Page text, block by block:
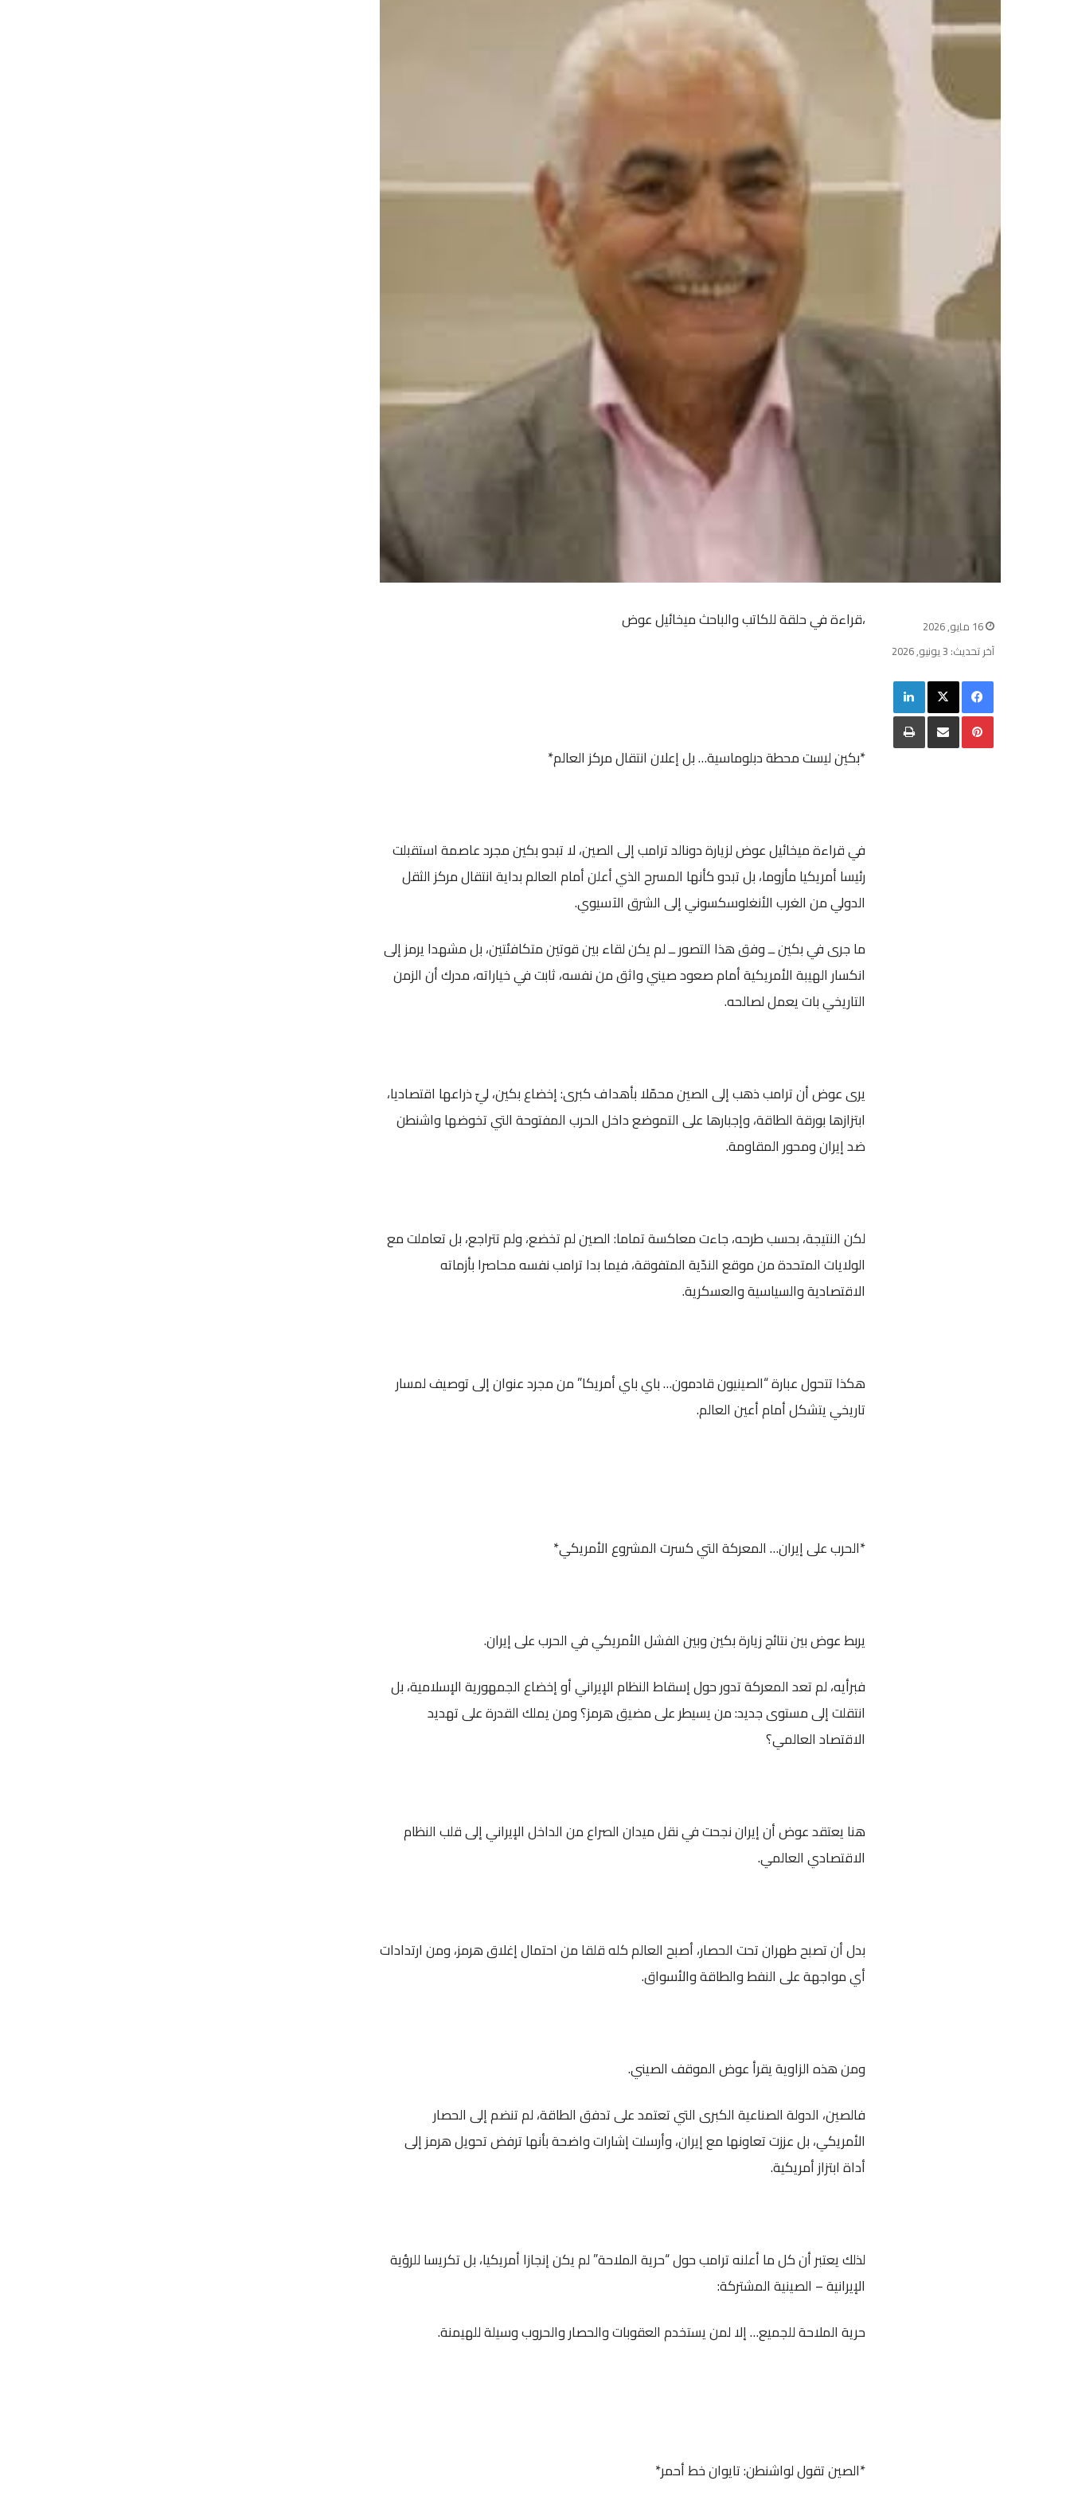
،قراءة في حلقة للكاتب والباحث ميخائيل عوض
*بكين ليست محطة دبلوماسية… بل إعلان انتقال مركز العالم*
في قراءة ميخائيل عوض لزيارة دونالد ترامب إلى الصين، لا تبدو بكين مجرد عاصمة استقبلت
رئيسا أمريكيا مأزوما، بل تبدو كأنها المسرح الذي أعلن أمام العالم بداية انتقال مركز الثقل
الدولي من الغرب الأنغلوسكسوني إلى الشرق الآسيوي.
ما جرى في بكين ــ وفق هذا التصور ــ لم يكن لقاء بين قوتين متكافئتين، بل مشهدا يرمز إلى
انكسار الهيبة الأمريكية أمام صعود صيني واثق من نفسه، ثابت في خياراته، مدرك أن الزمن
التاريخي بات يعمل لصالحه.
يرى عوض أن ترامب ذهب إلى الصين محمّلا بأهداف كبرى: إخضاع بكين، ليّ ذراعها اقتصاديا،
ابتزازها بورقة الطاقة، وإجبارها على التموضع داخل الحرب المفتوحة التي تخوضها واشنطن
ضد إيران ومحور المقاومة.
لكن النتيجة، بحسب طرحه، جاءت معاكسة تماما: الصين لم تخضع، ولم تتراجع، بل تعاملت مع
الولايات المتحدة من موقع الندّية المتفوقة، فيما بدا ترامب نفسه محاصرا بأزماته
الاقتصادية والسياسية والعسكرية.
هكذا تتحول عبارة “الصينيون قادمون… باي باي أمريكا” من مجرد عنوان إلى توصيف لمسار
تاريخي يتشكل أمام أعين العالم.
*الحرب على إيران… المعركة التي كسرت المشروع الأمريكي*
يربط عوض بين نتائج زيارة بكين وبين الفشل الأمريكي في الحرب على إيران.
فبرأيه، لم تعد المعركة تدور حول إسقاط النظام الإيراني أو إخضاع الجمهورية الإسلامية، بل
انتقلت إلى مستوى جديد: من يسيطر على مضيق هرمز؟ ومن يملك القدرة على تهديد
الاقتصاد العالمي؟
هنا يعتقد عوض أن إيران نجحت في نقل ميدان الصراع من الداخل الإيراني إلى قلب النظام
الاقتصادي العالمي.
بدل أن تصبح طهران تحت الحصار، أصبح العالم كله قلقا من احتمال إغلاق هرمز، ومن ارتدادات
أي مواجهة على النفط والطاقة والأسواق.
ومن هذه الزاوية يقرأ عوض الموقف الصيني.
فالصين، الدولة الصناعية الكبرى التي تعتمد على تدفق الطاقة، لم تنضم إلى الحصار
الأمريكي، بل عززت تعاونها مع إيران، وأرسلت إشارات واضحة بأنها ترفض تحويل هرمز إلى
أداة ابتزاز أمريكية.
لذلك يعتبر أن كل ما أعلنه ترامب حول “حرية الملاحة” لم يكن إنجازا أمريكيا، بل تكريسا للرؤية
الإيرانية – الصينية المشتركة:
حرية الملاحة للجميع… إلا لمن يستخدم العقوبات والحصار والحروب وسيلة للهيمنة.
*الصين تقول لواشنطن: تايوان خط أحمر*
16 مايو, 2026
آخر تحديث: 3 يونيو, 2026
فيسبوك‫X
لينكدإن
بينتيريستمشاركة عبر البريد طباعة